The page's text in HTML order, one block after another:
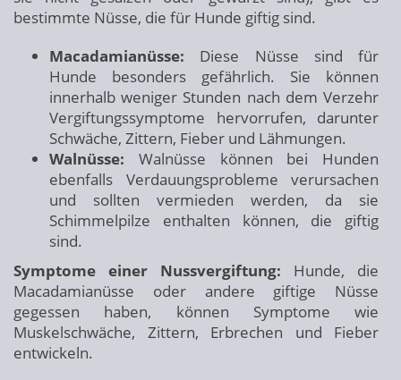
bestimmte Nüsse, die für Hunde giftig sind.
Macadamianüsse: Diese Nüsse sind für
Hunde besonders gefährlich. Sie können
innerhalb weniger Stunden nach dem Verzehr
Vergiftungssymptome hervorrufen, darunter
Schwäche, Zittern, Fieber und Lähmungen.
Walnüsse: Walnüsse können bei Hunden
ebenfalls Verdauungsprobleme verursachen
und sollten vermieden werden, da sie
Schimmelpilze enthalten können, die giftig
sind.
Symptome einer Nussvergiftung: Hunde, die
Macadamianüsse oder andere giftige Nüsse
gegessen haben, können Symptome wie
Muskelschwäche, Zittern, Erbrechen und Fieber
entwickeln.